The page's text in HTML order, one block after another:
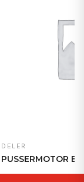
DELER
PUSSERMOTOR B.